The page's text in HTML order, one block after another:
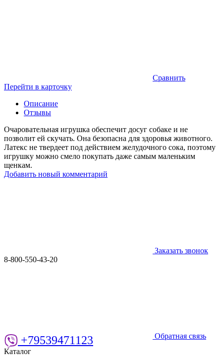
Сравнить
Перейти в карточку
Описание
Отзывы
Очаровательная игрушка обеспечит досуг собаке и не
позволит ей скучать. Она безопасна для здоровья животного.
Латекс не твердеет под действием желудочного сока, поэтому
игрушку можно смело покупать даже самым маленьким
щенкам.
Добавить новый комментарий
Заказать звонок
8-800-550-43-20
Обратная связь
+79539471123
Каталог